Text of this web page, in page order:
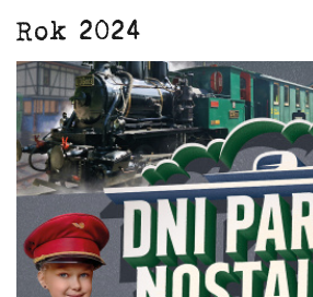
Rok 2024